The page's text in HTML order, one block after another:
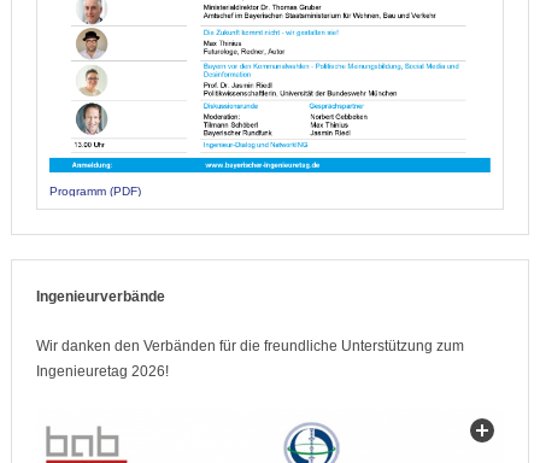
Programm (PDF)
Ingenieurverbände
Wir danken den Verbänden für die freundliche Unterstützung zum
Ingenieuretag 2026!